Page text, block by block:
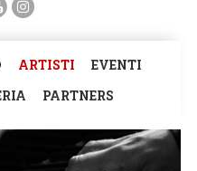
ARTISTI
EVENTI
PARTNERS